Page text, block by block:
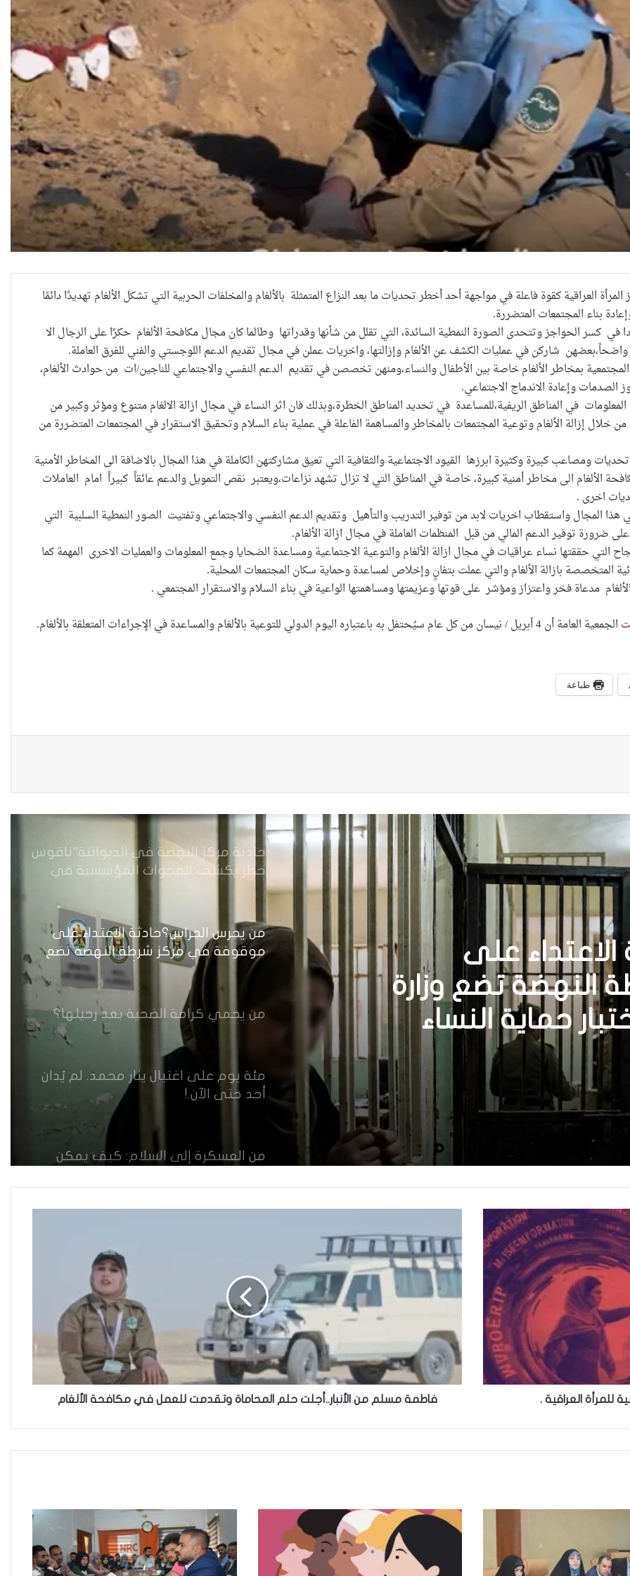
العراقية كقوة فاعلة في مواجهة أحد أخطر تحديات ما بعد النزاع المتمثلة بالألغام والمخلفات الحربية التي تشكل الألغام تهديدًا دائمًا
بناء المجتمعات المتضررة.
في كسر الحواجز وتتحدى الصورة النمطية السائدة، التي تقلل من شأنها وقدراتها وطالما كان مجال مكافحة الألغام حكرًا على الرجال الا
شاركن في عمليات الكشف عن الألغام وإزالتها، واخريات عملن في مجال تقديم الدعم اللوجستي والفني للفرق العاملة.
بمخاطر الألغام خاصة بين الأطفال والنساء،ومنهن تخصصن في تقديم الدعم النفسي والاجتماعي للناجين/ات من حوادث الألغام،
الصدمات وإعادة الاندماج الاجتماعي.
في المناطق الريفية،للمساعدة في تحديد المناطق الخطرة،وبذلك فان اثر النساء في مجال ازالة الالغام متنوع ومؤثر وكبير من
من خلال إزالة الألغام وتوعية المجتمعات بالمخاطر والمساهمة الفاعلة في عملية بناء السلام وتحقيق الاستقرار في المجتمعات المتضررة من
ومصاعب كبيرة وكثيرة ابرزها القيود الاجتماعية والثقافية التي تعيق مشاركتهن الكاملة في هذا المجال بالاضافة الى المخاطر الأمنية
الألغام الى مخاطر أمنية كبيرة، خاصة في المناطق التي لا تزال تشهد نزاعات،ويعتبر نقص التمويل والدعم عائقاً كبيراً امام العاملات
اخرى .
المجال واستقطاب اخريات لابد من توفير التدريب والتأهيل وتقديم الدعم النفسي والاجتماعي وتفتيت الصور النمطية السلبية التي
توفير الدعم المالي من قبل المنظمات العاملة في مجال ازالة الألغام.
التي حققتها نساء عراقيات في مجال ازالة الألغام والتوعية الاجتماعية ومساعدة الضحايا وجمع المعلومات والعمليات الاخرى المهمة كما
المتخصصة بازالة الألغام والتي عملت بتفانٍ وإخلاص لمساعدة وحماية سكان المجتمعات المحلية.
مدعاة فخر واعتزاز ومؤشر على قوتها وعزيمتها ومساهمتها الواعية في بناء السلام والاستقرار المجتمعي .
الجمعية العامة أن 4 أبريل / نيسان من كل عام سيُحتفل به باعتباره اليوم الدولي للتوعية بالألغام والمساعدة في الإجراءات المتعلقة بالألغام.
طباعة
على
تضع وزارة
حماية النساء
رحيلها؟
من المحيض”
حضانة الاطفال بين النص القانوني
والمصلحة الانسانية
خطأ مهني في الموقع الرسمي لـ
مجلس القضاء الأعلى”سردية تُضعف
الضحية وتفتح باب التبرير للجريمة”
حين تُحاكم الضحية بعد موتها
من يحرس الحراس؟حادثة الاعتداء على
موقوفة في مركز شرطة النهضة تضع
وزارة الداخلية العراقية أمام اختبار حماية
من يحمي كرامة الضحية بعد رحيلها؟
مئة يوم على اغتيال ينار محمد. لم يُدان
أحد حتى الآن.!
من العسكرة إلى السلام: كيف يمكن
لحصر السلاح بيد الدولة أن يعزز تنفيذ
القضاء يقرر: لا سكنى للمطلقة “الآيسة
خطأ مهني في الموقع الرسمي لـ
مجلس القضاء الأعلى”سردية تُضعف
الضحية وتفتح باب التبرير للجريمة”
حين تُحاكم الضحية بعد موتها
حادثة مركز النهضة في الديوانية”ناقوس
خطر يكشف الفجوات المؤسسية في
للمرأة العراقية . فاطمة مسلم من الأنبار..أجلت حلم المحاماة وتقدمت للعمل في مكافحة الألغام